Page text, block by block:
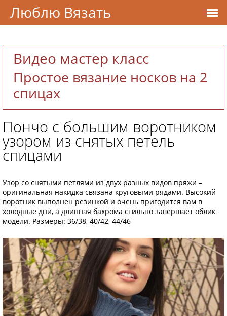
Видео мастер класс
Простое вязание носков на 2
спицах
Пончо с большим воротником
узором из снятых петель
спицами
Узор со снятыми петлями из двух разных видов пряжи –
оригинальная накидка связана круговыми рядами. Высокий
воротник выполнен резинкой и очень пригодится вам в
холодные дни, а длинная бахрома стильно завершает облик
модели. Размеры: 36/38, 40/42, 44/46
Люблю Вязать